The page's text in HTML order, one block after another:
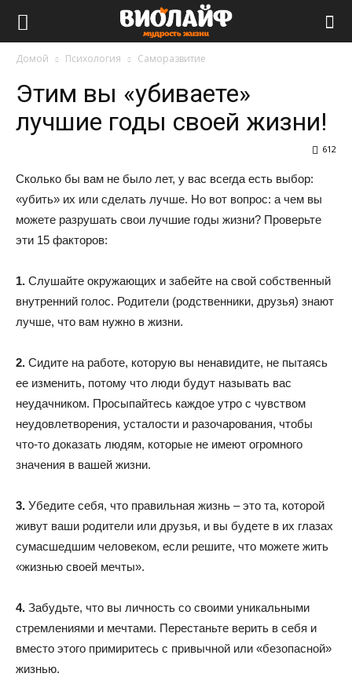
Домой Психология Саморазвитие
Этим вы «убиваете»
лучшие годы своей жизни!
612
Сколько бы вам не было лет, у вас всегда есть выбор:
«убить» их или сделать лучше. Но вот вопрос: а чем вы
можете разрушать свои лучшие годы жизни? Проверьте
эти 15 факторов:
1. Слушайте окружающих и забейте на свой собственный
внутренний голос. Родители (родственники, друзья) знают
лучше, что вам нужно в жизни.
2. Сидите на работе, которую вы ненавидите, не пытаясь
ее изменить, потому что люди будут называть вас
неудачником. Просыпайтесь каждое утро с чувством
неудовлетворения, усталости и разочарования, чтобы
что-то доказать людям, которые не имеют огромного
значения в вашей жизни.
3. Убедите себя, что правильная жизнь – это та, которой
живут ваши родители или друзья, и вы будете в их глазах
сумасшедшим человеком, если решите, что можете жить
«жизнью своей мечты».
4. Забудьте, что вы личность со своими уникальными
стремлениями и мечтами. Перестаньте верить в себя и
вместо этого примиритесь с привычной или «безопасной»
жизнью.